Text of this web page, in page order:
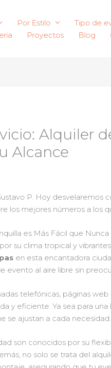
Por Estilo Tipo de
Proyectos Blog
Alquiler
Alcance
P. Hoy desvelaremos
los mejores números a los
es Más Fácil que Nunca
su clima tropical y
en esta encantadora
evento al aire libre sin
telefónicas, páginas
y eficiente. Ya sea para
se ajustan a cada necesidad.
son conocidos por su
no solo se trata del